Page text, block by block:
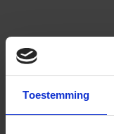
Toestemming